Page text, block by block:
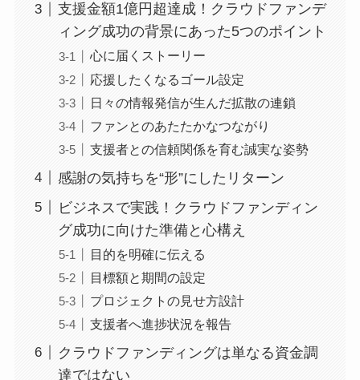
支援金額1億円超達成！クラウドファンデ
ィング成功の背景にあった5つのポイント
心に届くストーリー
応援したくなるゴール設定
日々の情報発信が生んだ拡散の連鎖
ファンとのあたたかなつながり
支援者との信頼関係を育む誠実な姿勢
感謝の気持ちを“形”にしたリターン
ビジネスで実践！クラウドファンディン
グ成功に向けた準備と心構え
目的を明確に伝える
目標額と期間の設定
プロジェクトの見せ方設計
支援者へ進捗状況を報告
クラウドファンディングは単なる資金調
達ではない